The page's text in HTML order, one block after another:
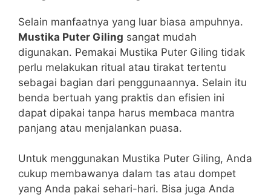
Selain manfaatnya yang luar biasa ampuhnya.
Mustika Puter Giling sangat mudah
digunakan. Pemakai Mustika Puter Giling tidak
perlu melakukan ritual atau tirakat tertentu
sebagai bagian dari penggunaannya. Selain itu
benda bertuah yang praktis dan efisien ini
dapat dipakai tanpa harus membaca mantra
panjang atau menjalankan puasa.
Untuk menggunakan Mustika Puter Giling, Anda
cukup membawanya dalam tas atau dompet
yang Anda pakai sehari-hari. Bisa juga Anda